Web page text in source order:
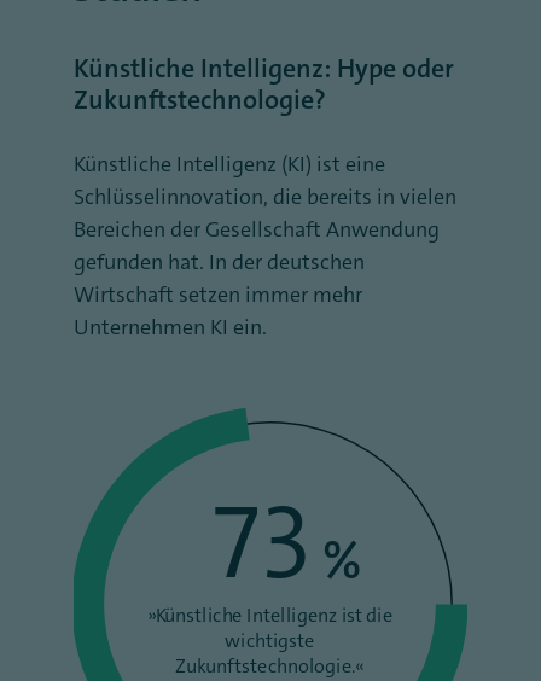
Künstliche Intelligenz: Hype oder
Zukunftstechnologie?
Künstliche Intelligenz (KI) ist eine
Schlüsselinnovation, die bereits in vielen
Bereichen der Gesellschaft Anwendung
gefunden hat. In der deutschen
Wirtschaft setzen immer mehr
Unternehmen KI ein.
73 %
»Künstliche Intelligenz ist die
wichtigste
Zukunftstechnologie.«